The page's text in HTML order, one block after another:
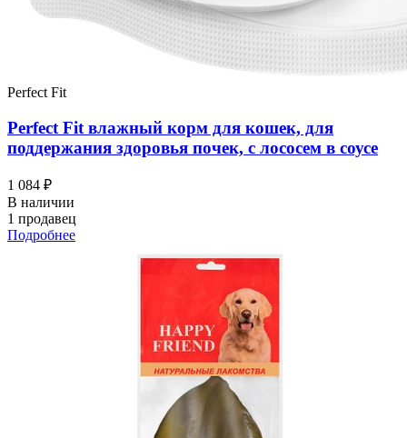
Perfect Fit
Perfect Fit влажный корм для кошек, для
поддержания здоровья почек, с лососем в соусе
1 084 ₽
В наличии
1 продавец
Подробнее